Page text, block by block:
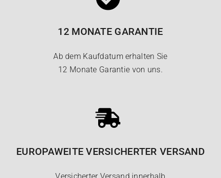
12 MONATE GARANTIE
Ab dem Kaufdatum erhalten Sie
12 Monate Garantie von uns.
EUROPAWEITE VERSICHERTER VERSAND